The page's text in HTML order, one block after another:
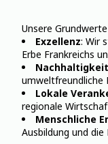
Unsere
Exzellenz: Wir
Erbe Frankreichs
Nachhaltigkeit
umweltfreundliche
Lokale
regionale
Menschliche
Ausbildung und